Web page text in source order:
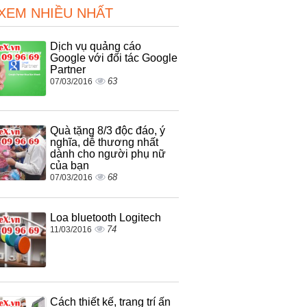
NHIỀU NHẤT
Dịch vụ quảng cáo
Google với đối tác Google
Partner
07/03/2016 63
Quà tặng 8/3 độc đáo, ý
nghĩa, dễ thương nhất
dành cho người phụ nữ
của bạn
07/03/2016 68
Loa bluetooth Logitech
11/03/2016 74
Cách thiết kế, trang trí ấn